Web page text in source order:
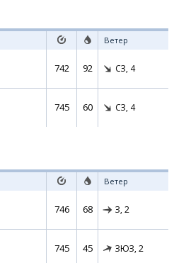
Ветер
742 92 СЗ, 4
745 60 СЗ, 4
Ветер
746 68 З, 2
745 45 ЗЮЗ, 2